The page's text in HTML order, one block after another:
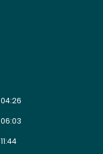
04:26
06:03
11:44